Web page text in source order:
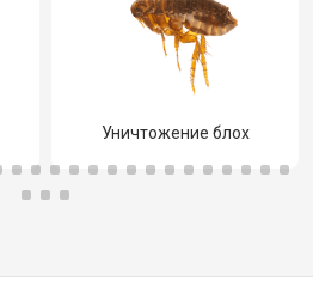
Уничтожение блох